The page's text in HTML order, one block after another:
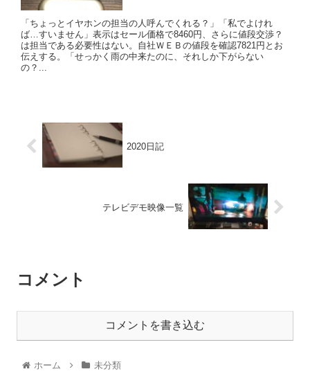
「ちょっとイヤホンの担当の人呼んでくれる？」「私でよけれ
ば…すいません」表示はセール価格で8460円、さらに値段交渉？
は担当である必要性はない。自社ＷＥＢの値段を確認7821円とお
伝えする。「せっかく雨の中来たのに、それしか下がらない
の？...
2020日記
テレビデモ映像一覧
コメント
コメントを書き込む
ホーム 未分類